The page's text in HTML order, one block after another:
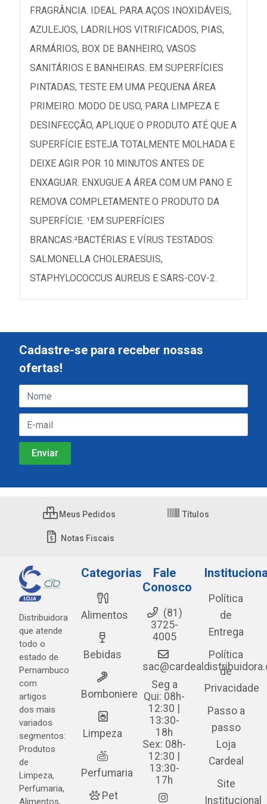
FRAGRÂNCIA. IDEAL PARA AÇOS INOXIDÁVEIS,
AZULEJOS, LADRILHOS VITRIFICADOS, PIAS,
ARMÁRIOS, BOX DE BANHEIRO, VASOS
SANITÁRIOS E BANHEIRAS. EM SUPERFÍCIES
PINTADAS, TESTE EM UMA PEQUENA ÁREA
PRIMEIRO. MODO DE USO, PARA LIMPEZA E
DESINFECÇÃO, APLIQUE O PRODUTO ATÉ QUE A
SUPERFÍCIE ESTEJA TOTALMENTE MOLHADA E
DEIXE AGIR POR 10 MINUTOS ANTES DE
ENXAGUAR. ENXUGUE A ÁREA COM UM PANO E
REMOVA COMPLETAMENTE O PRODUTO DA
SUPERFÍCIE. ¹EM SUPERFÍCIES
BRANCAS.²BACTÉRIAS E VÍRUS TESTADOS:
SALMONELLA CHOLERAESUIS,
STAPHYLOCOCCUS AUREUS E SARS-COV-2.
Cadastre-se para receber nossas
ofertas!
Meus Pedidos Títulos
Notas Fiscais
Distribuidora
que atende
todo o
estado de
Pernambuco
com
artigos
dos mais
variados
segmentos:
Produtos
de
Limpeza,
Perfumaria,
Alimentos,
Categorias
Alimentos
Bebidas
Bomboniere
Limpeza
Perfumaria
Pet
Fale
Conosco
(81)
3725-
4005
Seg a
Qui: 08h-
12:30 |
13:30-
18h
Sex: 08h-
12:30 |
13:30-
17h
Política
de
Entrega
Política
de
Privacidade
Passo a
passo
Loja
Cardeal
Site
Institucional